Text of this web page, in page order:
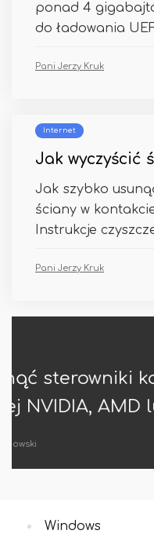
ponad 4
do ładowania
Pani Jerzy Kruk
Internet
Jak wyczyścić
Jak szybko
ściany w
Instrukcje
Pani Jerzy Kruk
Jak uzyskać
folderze
Tacjana Bartosik
Windows